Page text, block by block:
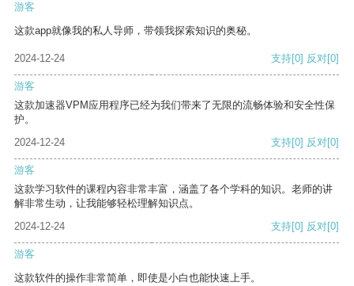
游客
这款app就像我的私人导师，带领我探索知识的奥秘。
2024-12-24 支持[0] 反对[0]
游客
这款加速器VPM应用程序已经为我们带来了无限的流畅体验和安全性保
护。
2024-12-24
支持[0] 反对[0]
游客
这款学习软件的课程内容非常丰富，涵盖了各个学科的知识。老师的讲
解非常生动，让我能够轻松理解知识点。
2024-12-24
支持[0] 反对[0]
游客
这款软件的操作非常简单，即使是小白也能快速上手。